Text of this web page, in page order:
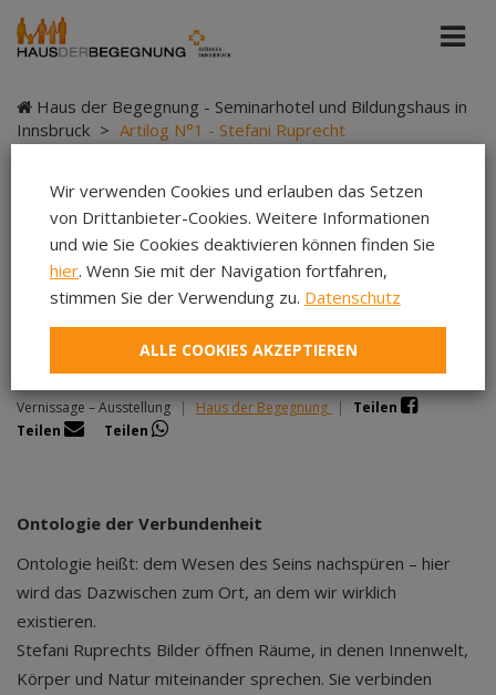
Haus der Begegnung - Seminarhotel und Bildungshaus in
Innsbruck > Artilog N°1 - Stefani Ruprecht
Artilog N°1 - Stefani
Ruprecht
Vernissage – Ausstellung | Haus der Begegnung |
Teilen
Teilen
Teilen
Ontologie der Verbundenheit
Ontologie heißt: dem Wesen des Seins nachspüren – hier
wird das Dazwischen zum Ort, an dem wir wirklich
existieren.
Stefani Ruprechts Bilder öffnen Räume, in denen Innenwelt,
Körper und Natur miteinander sprechen. Sie verbinden
Wir verwenden Cookies und erlauben das Setzen
von Drittanbieter-Cookies. Weitere Informationen
und wie Sie Cookies deaktivieren können finden Sie
hier. Wenn Sie mit der Navigation fortfahren,
stimmen Sie der Verwendung zu. Datenschutz
ALLE COOKIES AKZEPTIEREN